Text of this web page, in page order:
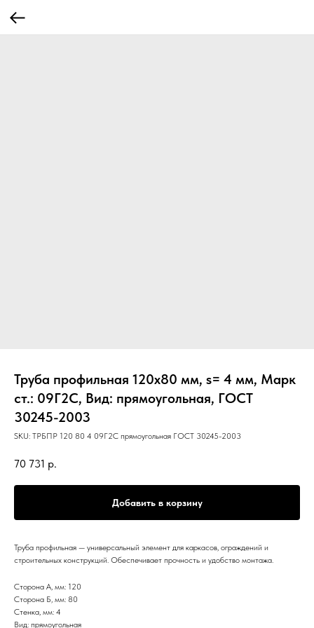
Труба профильная 120х80 мм, s= 4 мм, Марк
ст.: 09Г2С, Вид: прямоугольная, ГОСТ
30245-2003
SKU: ТРБПР 120 80 4 09Г2С прямоугольная ГОСТ 30245-2003
70 731 р.
Добавить в корзину
Труба профильная — универсальный элемент для каркасов, ограждений и
строительных конструкций. Обеспечивает прочность и удобство монтажа.
Сторона А, мм: 120
Сторона Б, мм: 80
Стенка, мм: 4
Вид: прямоугольная